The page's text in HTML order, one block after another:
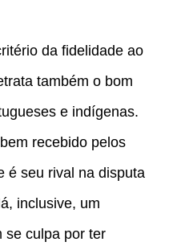
da fidelidade ao
também o bom
e indígenas.
recebido pelos
é seu rival na disputa
inclusive, um
se culpa por ter